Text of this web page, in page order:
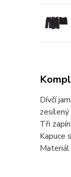
Dívčí
zesílený
Tři
Kapuce